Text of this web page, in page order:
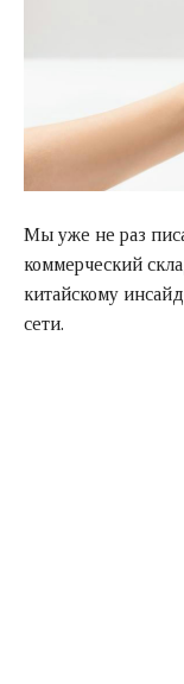
Мы уже не раз
коммерческий
китайскому
сети.